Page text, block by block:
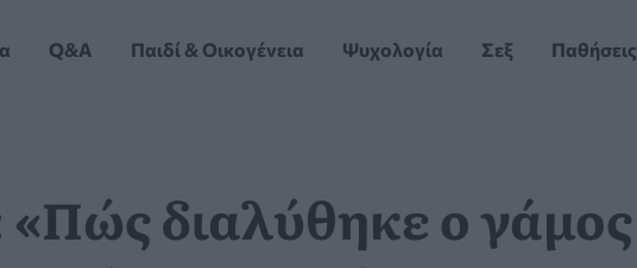
Q&A Παιδί & Οικογένεια Ψυχολογία Σεξ Παθήσεις
«Πώς διαλύθηκε ο γάμος